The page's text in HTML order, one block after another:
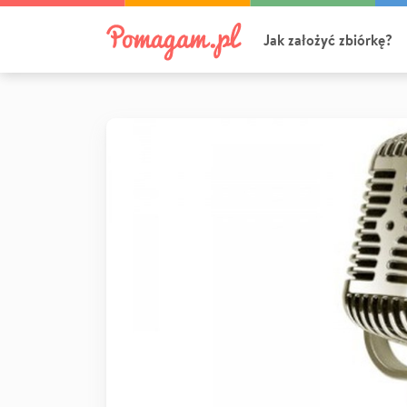
Jak założyć zbiórkę?